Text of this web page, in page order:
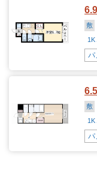
敷
1K
パ
敷
1K
パ